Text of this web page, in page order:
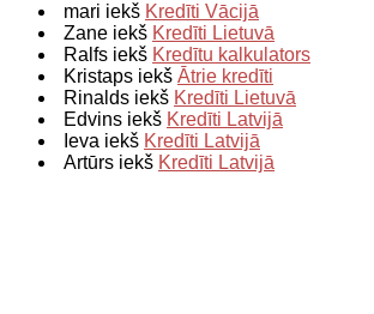
mari iekš Kredīti Vācijā
Zane iekš Kredīti Lietuvā
Ralfs iekš Kredītu kalkulators
Kristaps iekš Ātrie kredīti
Rinalds iekš Kredīti Lietuvā
Edvins iekš Kredīti Latvijā
Ieva iekš Kredīti Latvijā
Artūrs iekš Kredīti Latvijā